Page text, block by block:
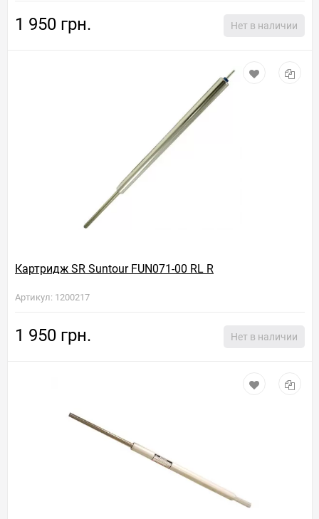
1 950 грн. Нет в наличии
Картридж SR Suntour FUN071-00 RL R
Артикул: 1200217
1 950 грн. Нет в наличии